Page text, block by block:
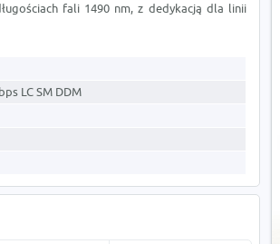
fali 1490 nm, z dedykacją dla linii
LC SM DDM